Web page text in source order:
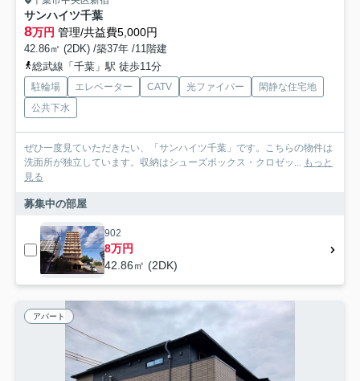
サンハイツ千葉
8万円 管理/共益費5,000円
42.86㎡ (2DK) /築37年 /11階建
総武線「千葉」駅 徒歩11分
駐輪場 エレベーター CATV 光ファイバー
閑静な住宅地
公共下水
ぜひ一度見ていただきたい、「サンハイツ千葉」です。こちらの物件は
洗面所が独立しています。収納はシューズボックス・クロゼッ... もっと
見る
募集中の部屋
902
8万円
42.86㎡ (2DK)
アパート